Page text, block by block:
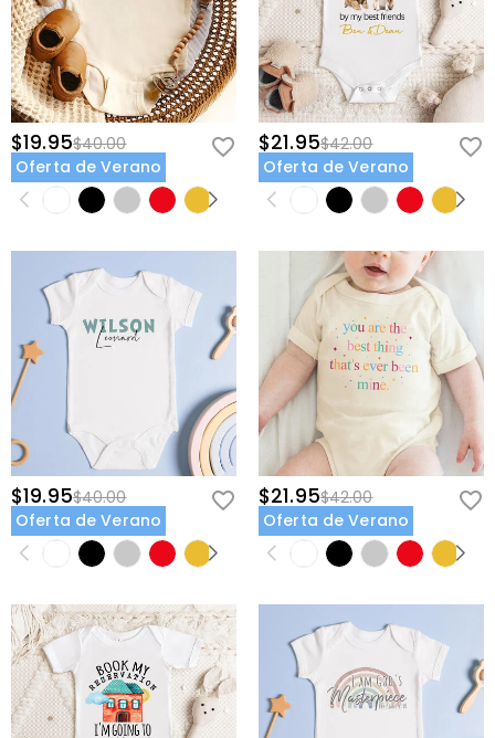
$19.95$40.00
Oferta de Verano
$21.95$42.00
Oferta de Verano
$19.95$40.00
Oferta de Verano
$21.95$42.00
Oferta de Verano